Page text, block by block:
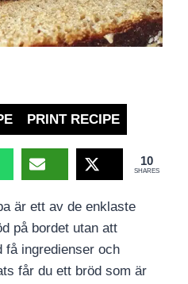
PRINT RECIPE
10
SHARES
är ett av de enklaste
på bordet utan att
få ingredienser och
får du ett bröd som är